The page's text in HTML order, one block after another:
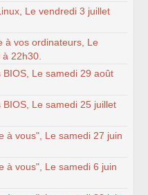
Le vendredi 3 juillet
à vos ordinateurs, Le
22h30.
Le samedi 29 août
Le samedi 25 juillet
à vous", Le samedi 27 juin
à vous", Le samedi 6 juin